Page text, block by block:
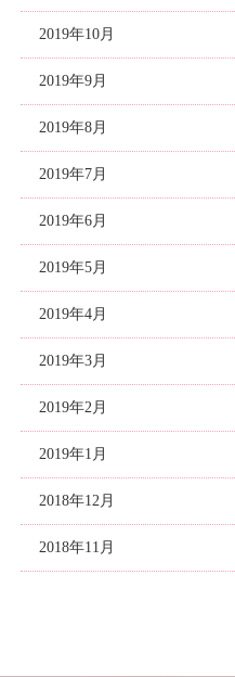
2019年10月
2019年9月
2019年8月
2019年7月
2019年6月
2019年5月
2019年4月
2019年3月
2019年2月
2019年1月
2018年12月
2018年11月